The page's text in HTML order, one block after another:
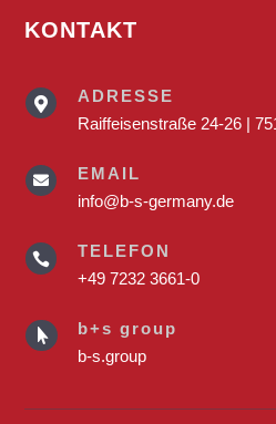
KONTAKT

ADRESSE
Raiffeisenstraße 24-26 |

EMAIL
info@b-s-germany.de

TELEFON
+49 7232 3661-0

b+s group
b-s.group